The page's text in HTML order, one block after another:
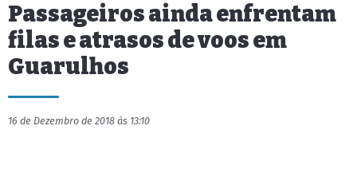
Passageiros ainda enfrentam
filas e atrasos de voos em
Guarulhos
16 de Dezembro de 2018 às 13:10